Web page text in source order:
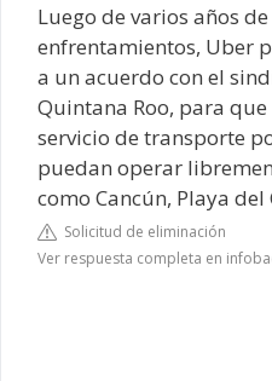
Luego de varios años
enfrentamientos, Uber
a un acuerdo con el
Quintana Roo, para que
servicio de transporte
puedan operar
como Cancún, Playa
Solicitud de eliminación
Ver respuesta completa en